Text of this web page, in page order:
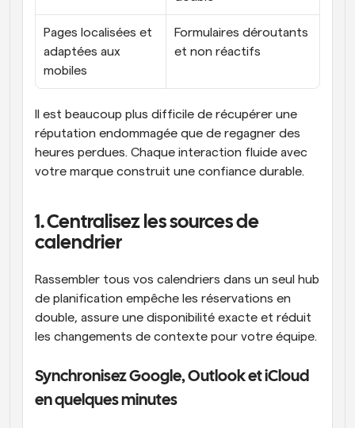
Pages localisées et
adaptées aux
mobiles
Formulaires déroutants
et non réactifs
Il est beaucoup plus difficile de récupérer une
réputation endommagée que de regagner des
heures perdues. Chaque interaction fluide avec
votre marque construit une confiance durable.
1. Centralisez les sources de
calendrier
Rassembler tous vos calendriers dans un seul hub
de planification empêche les réservations en
double, assure une disponibilité exacte et réduit
les changements de contexte pour votre équipe.
Synchronisez Google, Outlook et iCloud
en quelques minutes